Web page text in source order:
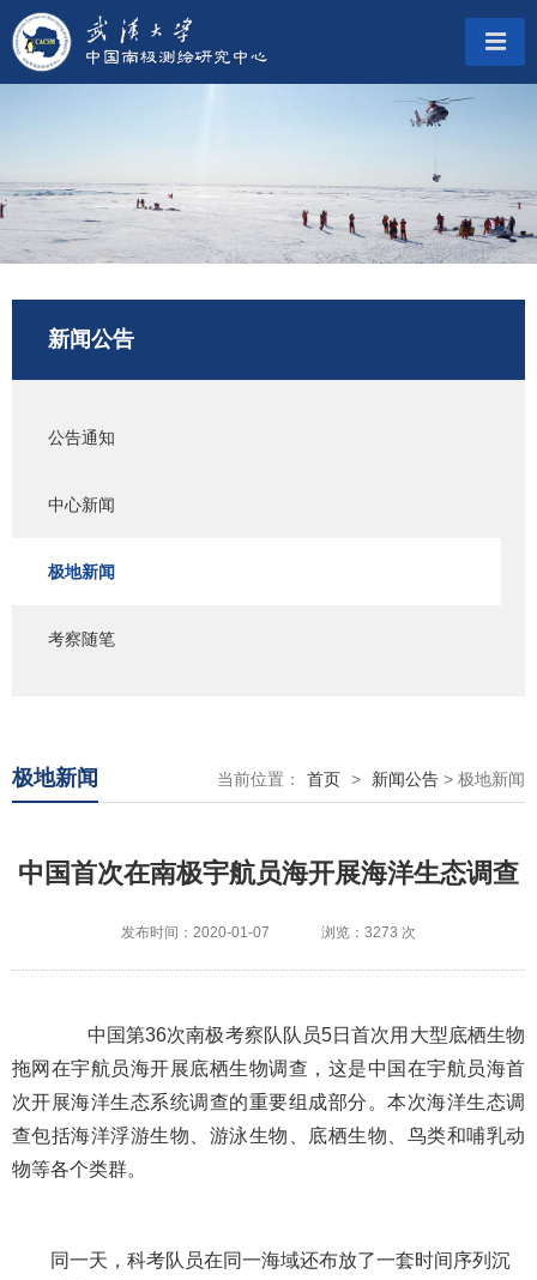
新闻公告
公告通知
中心新闻
极地新闻
考察随笔
极地新闻 当前位置： 首页 > 新闻公告 > 极地新闻
中国首次在南极宇航员海开展海洋生态调查
发布时间：2020-01-07 浏览：3273 次
中国第36次南极考察队队员5日首次用大型底栖生物
拖网在宇航员海开展底栖生物调查，这是中国在宇航员海首
次开展海洋生态系统调查的重要组成部分。本次海洋生态调
查包括海洋浮游生物、游泳生物、底栖生物、鸟类和哺乳动
物等各个类群。
同一天，科考队员在同一海域还布放了一套时间序列沉